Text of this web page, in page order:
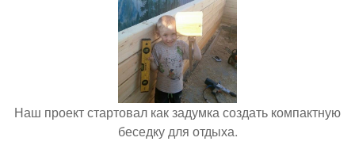
Наш проект стартовал как задумка создать компактную
беседку для отдыха.